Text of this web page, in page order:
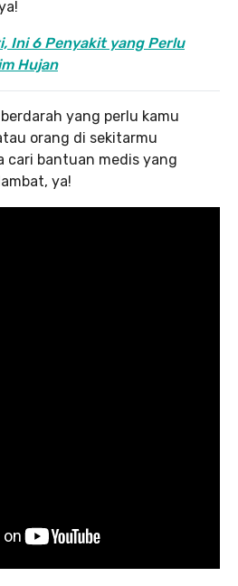
Ini 6 Penyakit yang Perlu
Hujan
yang perlu kamu
orang di sekitarmu
cari bantuan medis yang
ya!